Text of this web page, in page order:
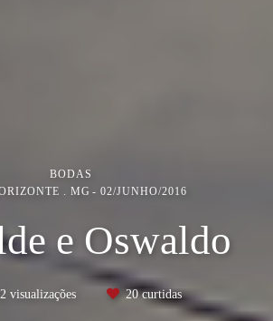
BODAS
. MG
02/JUNHO/2016
e Oswaldo
visualizações 20curtidas